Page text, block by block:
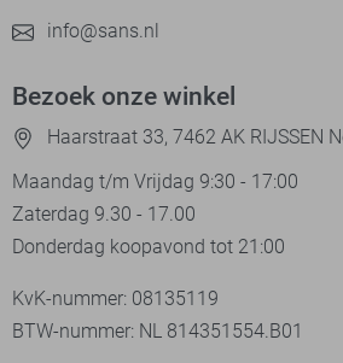
info@sans.nl
Bezoek onze winkel
Haarstraat 33, 7462 AK RIJSSEN
Maandag t/m Vrijdag 9:30 - 17:00
Zaterdag 9.30 - 17.00
Donderdag koopavond tot 21:00
KvK-nummer: 08135119
BTW-nummer: NL 814351554.B01